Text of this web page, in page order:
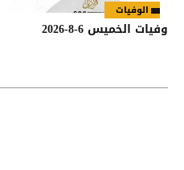
الوفيات
وفيات الخميس 6-8-2026